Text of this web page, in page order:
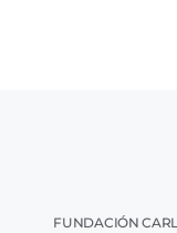
FUNDACIÓN